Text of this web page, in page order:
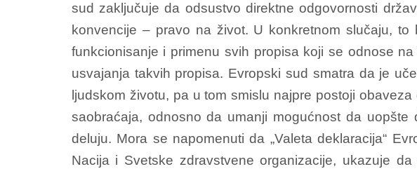
sud zaključuje da odsustvo direktne odgovornosti
konvencije – pravo na život. U konkretnom slučaju,
funkcionisanje i primenu svih propisa koji se odnose
usvajanja takvih propisa. Evropski sud smatra da je
ljudskom životu, pa u tom smislu najpre postoji
saobraćaja, odnosno da umanji mogućnost da
deluju. Mora se napomenuti da „Valeta deklaracija“
Nacija i Svetske zdravstvene organizacije, ukazuje